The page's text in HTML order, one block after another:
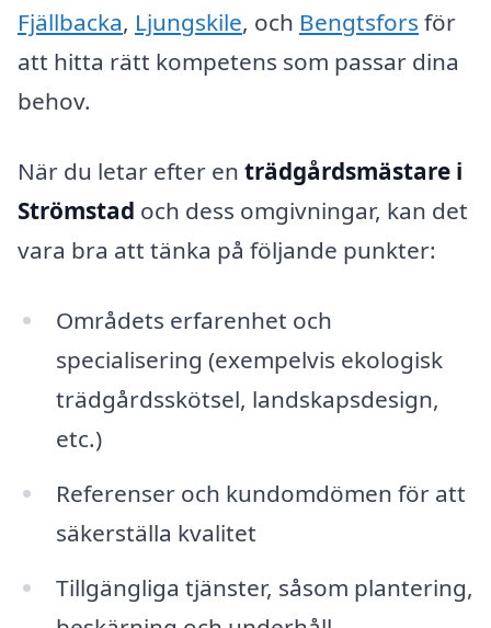
Fjällbacka, Ljungskile, och Bengtsfors för
att hitta rätt kompetens som passar dina
behov.
När du letar efter en trädgårdsmästare i
Strömstad och dess omgivningar, kan det
vara bra att tänka på följande punkter:
Områdets erfarenhet och
specialisering (exempelvis ekologisk
trädgårdsskötsel, landskapsdesign,
etc.)
Referenser och kundomdömen för att
säkerställa kvalitet
Tillgängliga tjänster, såsom plantering,